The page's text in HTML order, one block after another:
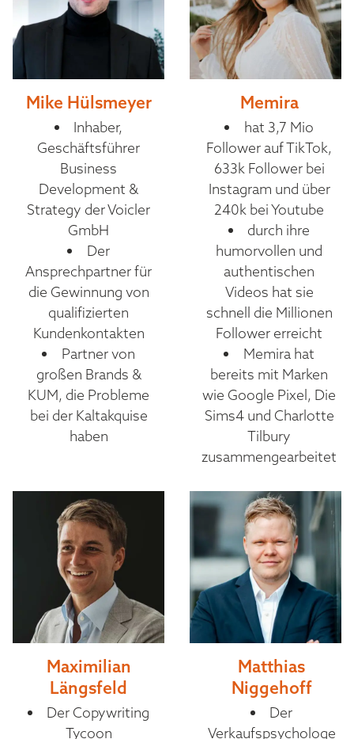
Mike Hülsmeyer
Inhaber,
Geschäftsführer
Business
Development &
Strategy der Voicler
GmbH
Der
Ansprechpartner für
die Gewinnung von
qualifizierten
Kundenkontakten
Partner von
großen Brands &
KUM, die Probleme
bei der Kaltakquise
haben
Memira
hat 3,7 Mio
Follower auf TikTok,
633k Follower bei
Instagram und über
240k bei Youtube
durch ihre
humorvollen und
authentischen
Videos hat sie
schnell die Millionen
Follower erreicht
Memira hat
bereits mit Marken
wie Google Pixel, Die
Sims4 und Charlotte
Tilbury
zusammengearbeitet
Maximilian
Längsfeld
Der Copywriting
Tycoon
Matthias
Niggehoff
Der
Verkaufspsychologe